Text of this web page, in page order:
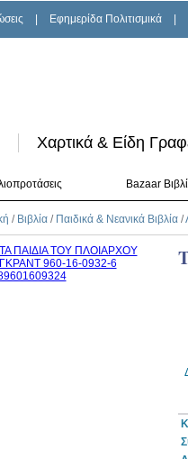
Εφημερίδα Πολιτισμικά
Χαρτικά & Είδη
Bazaar
/ Βιβλία / Παιδικά & Νεανικά Βιβλία /